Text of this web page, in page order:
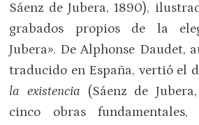
Sáenz de Jubera, 1890),
grabados propios de la
Jubera». De Alphonse Daudet,
traducido en España, vertió el
la existencia (Sáenz de
cinco obras